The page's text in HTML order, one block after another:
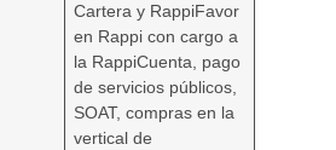
Cartera y RappiFavor
en Rappi con cargo a
la RappiCuenta, pago
de servicios públicos,
SOAT, compras en la
vertical de